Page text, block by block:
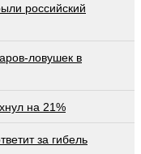
российский
ловушек в
на 21%
за гибель